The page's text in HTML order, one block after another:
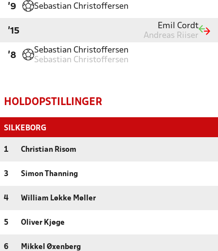
'9 Sebastian Christoffersen
'15
Emil Cordt
Andreas Riiser
'8
Sebastian Christoffersen
Sebastian Christoffersen
HOLDOPSTILLINGER
SILKEBORG
1 Christian Risom
3 Simon Thanning
4 William Løkke Møller
5 Oliver Kjøge
6 Mikkel Øxenberg